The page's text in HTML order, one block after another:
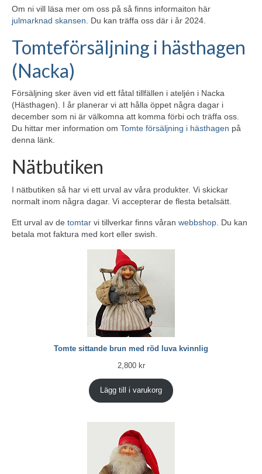
Om ni vill läsa mer om oss på så finns informaiton här
julmarknad skansen. Du kan träffa oss där i år 2024.
Tomteförsäljning i hästhagen
(Nacka)
Försäljning sker även vid ett fåtal tillfällen i ateljén i Nacka
(Hästhagen). I år planerar vi att hålla öppet några dagar i
december som ni är välkomna att komma förbi och träffa oss.
Du hittar mer information om Tomte försäljning i hästhagen på
denna länk.
Nätbutiken
I nätbutiken så har vi ett urval av våra produkter. Vi skickar
normalt inom några dagar. Vi accepterar de flesta betalsätt.
Ett urval av de tomtar vi tillverkar finns våran webbshop . Du kan
betala mot faktura med kort eller swish.
Tomte sittande brun med röd luva kvinnlig
2,800 kr
Lägg till i varukorg